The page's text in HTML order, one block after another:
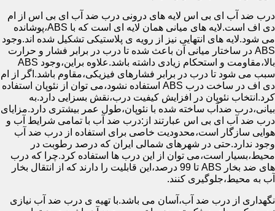
درب ضد آب ای بی اس لایه های درونی درب ضد آب ای بی اس از ام
دی اف است.لایه های میانی همان لایه ای است که با ABS،پوشانده
می شود.لایه های انتهایی نیز از رویه ی پلاستیکی تشکیل شده اند.وجود
ABS در ساختار میانی آن باعث شده تا درب در برابر فشار و حرارت
بالا،مقاومت و استحکام زیادی داشته باشد.علاوه براین،وجود ABS
سبب می شود تا درب در برابر فشارهای فیزیکی،مقاوم باشد.اگر از ام
دی اف در ساخت درب ABS استفاده نشود،می توان از نئوپان استفاده
کرد.انتخاب نئوپان در افزایش کیفیت درب،نقش بسزایی دارد.به
بیانی،درب ضدآب ساخته شده با نئوپان،طول عمر بیشتری دارد.مزایای
درب ضد آب ای بی اس عبارتند از:درب ضد آب با تمامی شرایط آب و
هوایی سازگار است،محدودیت خاصی برای استفاده از درب ضد آب
وجود ندارد.حتی در شهرهای شمالی ایران که درصد رطوبت در
محیط،بسیار است،می توان از این درب ها استفاده کرد.چرا که درب
های ضد بخار ABS تا 99 درصد،این قابلیت را دارند که از انتقال بخار
آب به محیط،جلوگیری کنند.
نگهداری از درب ضد آب،آسان می باشد.با تهیه ی درب ضد آب نیازی